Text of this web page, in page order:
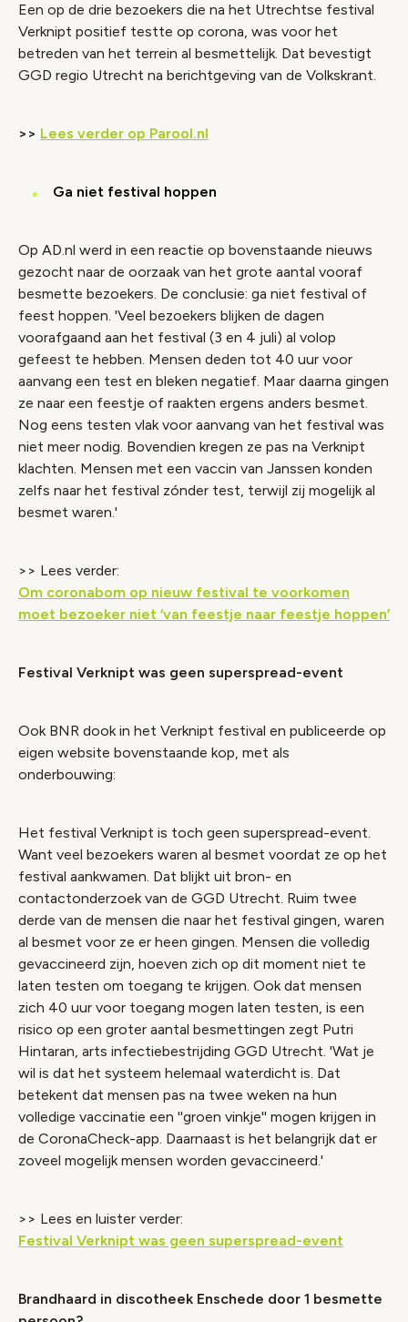
Een op de drie bezoekers die na het Utrechtse festival
Verknipt positief testte op corona, was voor het
betreden van het terrein al besmettelijk. Dat bevestigt
GGD regio Utrecht na berichtgeving van de Volkskrant.
>> Lees verder op Parool.nl
Ga niet festival hoppen
Op AD.nl werd in een reactie op bovenstaande nieuws
gezocht naar de oorzaak van het grote aantal vooraf
besmette bezoekers. De conclusie: ga niet festival of
feest hoppen. 'Veel bezoekers blijken de dagen
voorafgaand aan het festival (3 en 4 juli) al volop
gefeest te hebben. Mensen deden tot 40 uur voor
aanvang een test en bleken negatief. Maar daarna gingen
ze naar een feestje of raakten ergens anders besmet.
Nog eens testen vlak voor aanvang van het festival was
niet meer nodig. Bovendien kregen ze pas na Verknipt
klachten. Mensen met een vaccin van Janssen konden
zelfs naar het festival zónder test, terwijl zij mogelijk al
besmet waren.'
>> Lees verder:
Om coronabom op nieuw festival te voorkomen
moet bezoeker niet ‘van feestje naar feestje hoppen’
Festival Verknipt was geen superspread-event
Ook BNR dook in het Verknipt festival en publiceerde op
eigen website bovenstaande kop, met als
onderbouwing:
Het festival Verknipt is toch geen superspread-event.
Want veel bezoekers waren al besmet voordat ze op het
festival aankwamen. Dat blijkt uit bron- en
contactonderzoek van de GGD Utrecht. Ruim twee
derde van de mensen die naar het festival gingen, waren
al besmet voor ze er heen gingen. Mensen die volledig
gevaccineerd zijn, hoeven zich op dit moment niet te
laten testen om toegang te krijgen. Ook dat mensen
zich 40 uur voor toegang mogen laten testen, is een
risico op een groter aantal besmettingen zegt Putri
Hintaran, arts infectiebestrijding GGD Utrecht. 'Wat je
wil is dat het systeem helemaal waterdicht is. Dat
betekent dat mensen pas na twee weken na hun
volledige vaccinatie een ''groen vinkje'' mogen krijgen in
de CoronaCheck-app. Daarnaast is het belangrijk dat er
zoveel mogelijk mensen worden gevaccineerd.'
>> Lees en luister verder:
Festival Verknipt was geen superspread-event
Brandhaard in discotheek Enschede door 1 besmette